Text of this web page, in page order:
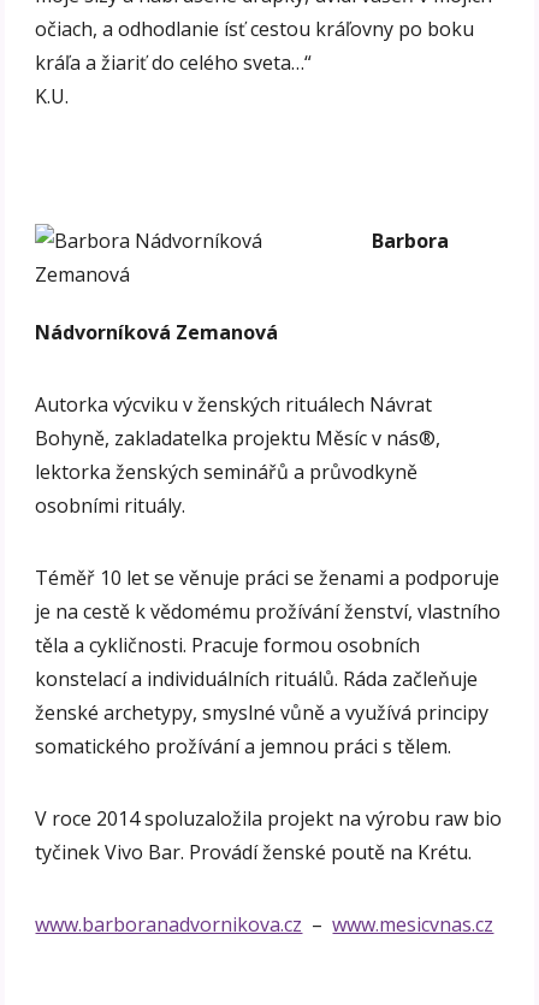
očiach, a odhodlanie ísť cestou kráľovny po boku
kráľa a žiariť do celého sveta…“
K.U.
Barbora
Nádvorníková Zemanová
Autorka výcviku v ženských rituálech Návrat
Bohyně, zakladatelka projektu Měsíc v nás®,
lektorka ženských seminářů a průvodkyně
osobními rituály.
Téměř 10 let se věnuje práci se ženami a podporuje
je na cestě k vědomému prožívání ženství, vlastního
těla a cykličnosti. Pracuje formou osobních
konstelací a individuálních rituálů. Ráda začleňuje
ženské archetypy, smyslné vůně a využívá principy
somatického prožívání a jemnou práci s tělem.
V roce 2014 spoluzaložila projekt na výrobu raw bio
tyčinek Vivo Bar. Provádí ženské poutě na Krétu.
www.barboranadvornikova.cz –www.mesicvnas.cz